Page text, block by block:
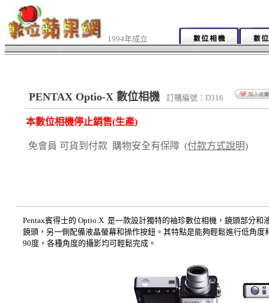
1994年成立
PENTAX Optio-X 數位相機 訂購編號：D316
本數位相機停止銷售(生產)
免會員 可貨到付款 購物安全有保障 (付款方式說明)
Pentax賓得士的 Optio X 是一款設計獨特的袖珍數位相機，鏡頭部分
鏡頭，另一側配備液晶螢幕和操作按鈕。其特點是能夠輕鬆進行低角
90度，各種角度的攝影均可輕鬆完成。